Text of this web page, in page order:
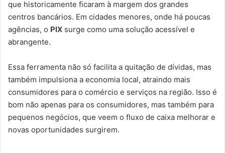
que historicamente ficaram à margem dos grandes
centros bancários. Em cidades menores, onde há poucas
agências, o PIX surge como uma solução acessível e
abrangente.
Essa ferramenta não só facilita a quitação de dívidas, mas
também impulsiona a economia local, atraindo mais
consumidores para o comércio e serviços na região. Isso é
bom não apenas para os consumidores, mas também para
pequenos negócios, que veem o fluxo de caixa melhorar e
novas oportunidades surgirem.